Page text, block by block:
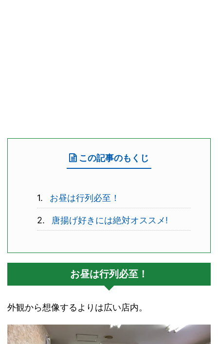
この記事のもくじ
お昼は行列必至！
唐揚げ好きには絶対オススメ!
お昼は行列必至！
外観から想像するよりは広い店内。